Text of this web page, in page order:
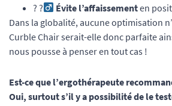
? ?‍
Évite l’affaissementen
Dans la globalité, aucune optimisation
Curble Chair serait-elle donc parfaite
nous pousse à penser en tout cas !
Est-ce que l’ergothérapeute
Oui, surtout s’il y a possibilité de le